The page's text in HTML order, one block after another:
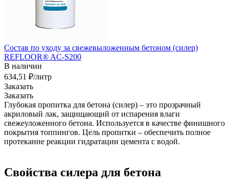
Состав по уходу за свежевыложенным бетоном (силер)
REFLOOR® AC-S200
В наличии
634,51 ₽/литр
Заказать
Заказать
Глубокая пропитка для бетона (силер) – это прозрачный
акриловый лак, защищающий от испарения влаги
свежеуложенного бетона. Используется в качестве финишного
покрытия топпингов. Цель пропитки – обеспечить полное
протекание реакции гидратации цемента с водой.
Свойства силера для бетона